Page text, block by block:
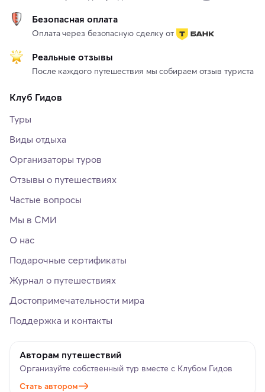
Безопасная оплата
Оплата через безопасную сделку от
Реальные отзывы
После каждого путешествия мы собираем отзыв туриста
Клуб Гидов
Туры
Виды отдыха
Организаторы туров
Отзывы о путешествиях
Частые вопросы
Мы в СМИ
О нас
Подарочные сертификаты
Журнал о путешествиях
Достопримечательности мира
Поддержка и контакты
Авторам путешествий
Организуйте собственный тур вместе с Клубом Гидов
Стать автором